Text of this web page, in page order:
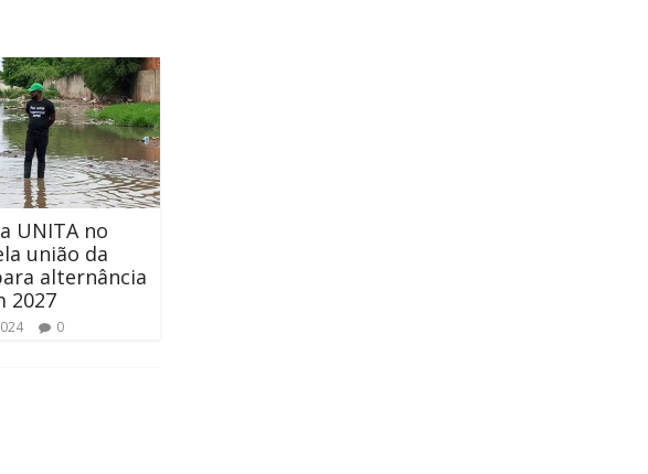
UNITA no
união da
alternância
2027
0